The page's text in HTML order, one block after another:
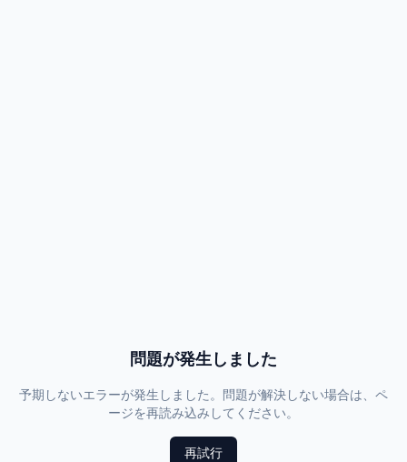
問題が発生しました
予期しないエラーが発生しました。問題が解決しない場合は、ペ
ージを再読み込みしてください。
再試行